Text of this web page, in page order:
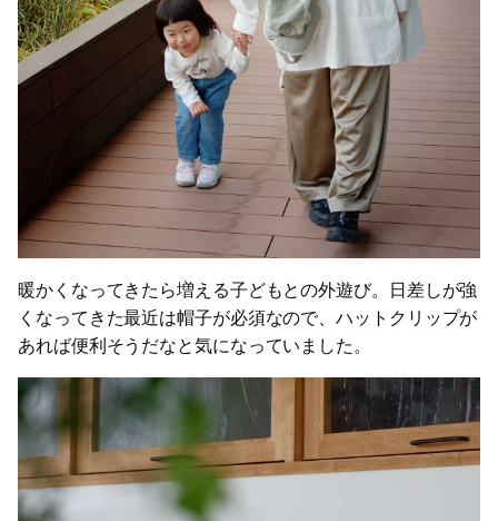
暖かくなってきたら増える子どもとの外遊び。日差しが強
くなってきた最近は帽子が必須なので、ハットクリップが
あれば便利そうだなと気になっていました。